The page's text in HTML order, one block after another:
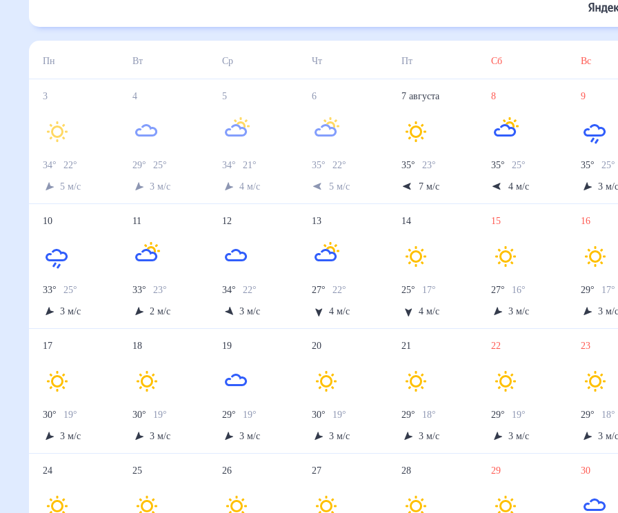
Пн Вт Ср Чт Пт Сб Вс
3
34° 22
5 м/с
4
29° 25
3 м/с
5
34° 21°
4 м/с
6
35° 22°
5 м/с
7 августа
35° 23°
7 м/с
8
35° 25°
4 м/с
9
35° 25°
3 м/
10
33° 25°
3 м/с
11
33° 23°
2 м/с
12
34° 22
3 м/с
13
27° 22°
4 м/с
14
25° 17°
4 м/с
15
27° 16°
3 м/с
16
29° 17°
3 м/
17
30° 19°
3 м/с
18
30° 19°
3 м/с
19
29° 19°
3 м/с
20
30° 19°
3 м/с
21
29° 18°
3 м/с
22
29° 19°
3 м/с
23
29° 18°
3 м/
24 25 26 27 28 29 30